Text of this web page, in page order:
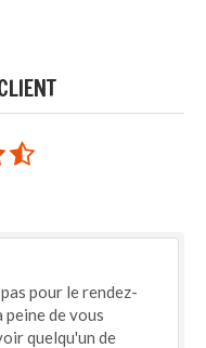
pour le rendez-
peine de vous
quelqu'un de